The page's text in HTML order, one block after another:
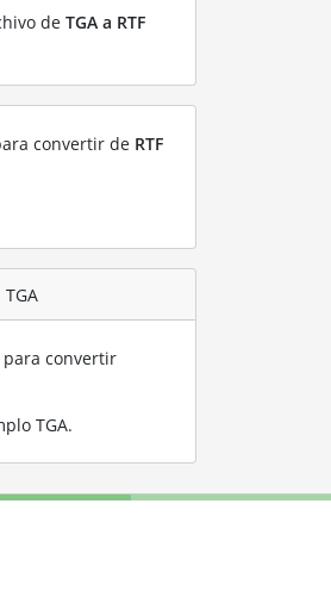
de TGA a RTF
convertir de RTF
para convertir
TGA.